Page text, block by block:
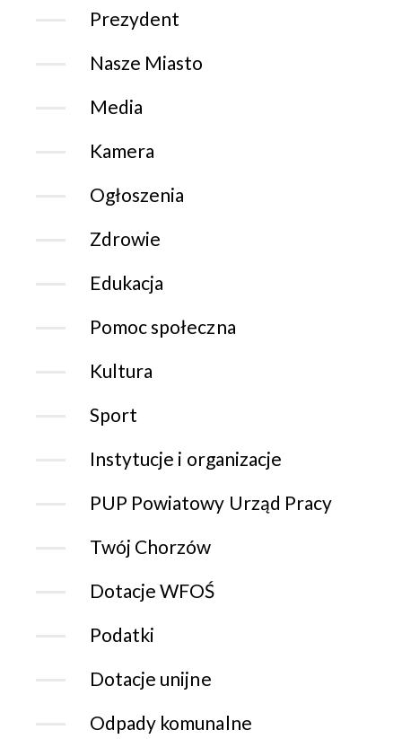
Prezydent
Nasze Miasto
Media
Kamera
Ogłoszenia
Zdrowie
Edukacja
Pomoc społeczna
Kultura
Sport
Instytucje i organizacje
PUP Powiatowy Urząd Pracy
Twój Chorzów
Dotacje WFOŚ
Podatki
Dotacje unijne
Odpady komunalne